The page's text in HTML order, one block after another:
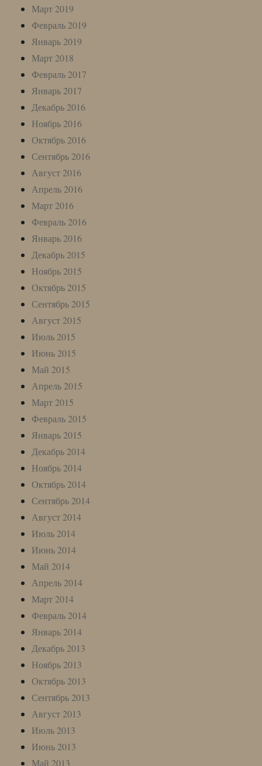
Март 2019
Февраль 2019
Январь 2019
Март 2018
Февраль 2017
Январь 2017
Декабрь 2016
Ноябрь 2016
Октябрь 2016
Сентябрь 2016
Август 2016
Апрель 2016
Март 2016
Февраль 2016
Январь 2016
Декабрь 2015
Ноябрь 2015
Октябрь 2015
Сентябрь 2015
Август 2015
Июль 2015
Июнь 2015
Май 2015
Апрель 2015
Март 2015
Февраль 2015
Январь 2015
Декабрь 2014
Ноябрь 2014
Октябрь 2014
Сентябрь 2014
Август 2014
Июль 2014
Июнь 2014
Май 2014
Апрель 2014
Март 2014
Февраль 2014
Январь 2014
Декабрь 2013
Ноябрь 2013
Октябрь 2013
Сентябрь 2013
Август 2013
Июль 2013
Июнь 2013
Май 2013